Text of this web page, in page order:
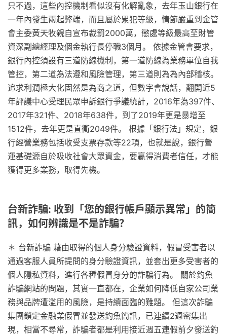
只不過，這些內控機制看似沒有化解亂象，去年玉山銀行在
一年內發生兩起弊端，而且屬於累犯等級，情節嚴重到金管
會主委黃天牧親自宣布裁罰2000萬，懲處等級最高至財管
資深副總經理及個金執行長停職3個月。 依據金管會要求，
銀行內控須設有三道防線機制，第一道防線為業務單位自我
管控，第二道為法遵和風險管理，第三道則為為內部稽核。
追求利潤極大化固然是為商之道，但數字會說話，翻開近5
年評議中心受理民眾申訴銀行爭議統計，2016年為397件、
2017年321件、2018年638件，到了2019年更是暴增至
1512件，去年更是直衝2049件。 根據「銀行法」規定，銀
行經營業務包括收受支票存款等22項，也就是說，銀行營
運基礎源自於吸收社會大眾資金，要贏得消費者信任，才能
獲得更多業務，取得先機。
台新詐騙: 收到「您的銀行帳戶顯示異常」的簡
訊，如何辨識是不是詐騙？
＊ 台新詐騙 藉由取得的個人身分驗證資料，假冒受害者以
通過客服人員所提問的身分驗證資訊，並套出更多受害者的
個人隱私資料，進行各種假冒身分的詐騙行為。 關於釣魚
詐騙網站的問題，其實一直都在，企業如何降低自家公司業
務與品牌遭濫用的風險，是持續面臨的難題。 但這次詐騙
集團鎖定金融業假冒並發送釣魚簡訊，已連續2週密集出
現，相當不尋常，詐騙者都是利用接近週五連假前夕發送釣